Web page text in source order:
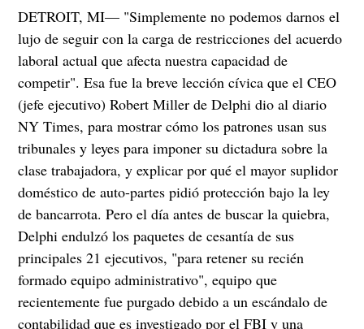
DETROIT, MI— "Simplemente no podemos darnos el
lujo de seguir con la carga de restricciones del acuerdo
laboral actual que afecta nuestra capacidad de
competir". Esa fue la breve lección cívica que el CEO
(jefe ejecutivo) Robert Miller de Delphi dio al diario
NY Times, para mostrar cómo los patrones usan sus
tribunales y leyes para imponer su dictadura sobre la
clase trabajadora, y explicar por qué el mayor suplidor
doméstico de auto-partes pidió protección bajo la ley
de bancarrota. Pero el día antes de buscar la quiebra,
Delphi endulzó los paquetes de cesantía de sus
principales 21 ejecutivos, "para retener su recién
formado equipo administrativo", equipo que
recientemente fue purgado debido a un escándalo de
contabilidad que es investigado por el FBI y una